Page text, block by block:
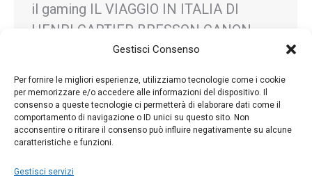
Gestisci Consenso
Per fornire le migliori esperienze, utilizziamo tecnologie come i cookie
per memorizzare e/o accedere alle informazioni del dispositivo. Il
consenso a queste tecnologie ci permetterà di elaborare dati come il
comportamento di navigazione o ID unici su questo sito. Non
acconsentire o ritirare il consenso può influire negativamente su alcune
caratteristiche e funzioni.
Gestisci servizi
il gaming IL VIAGGIO IN ITALIA DI
HENRI CARTIER BRESSON CANON
EOS R1 La professionale IVAN
PEDRETTI L’emozione della fotografia…
← 1 …